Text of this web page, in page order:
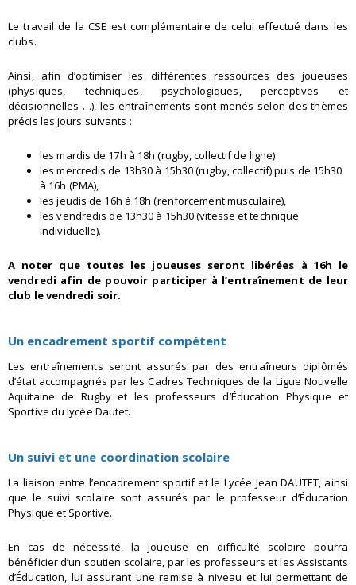
Le travail de la CSE est complémentaire de celui effectué dans les
clubs.
Ainsi, afin d’optimiser les différentes ressources des joueuses
(physiques, techniques, psychologiques, perceptives et
décisionnelles …), les entraînements sont menés selon des thèmes
précis les jours suivants :
les mardis de 17h à 18h (rugby, collectif de ligne)
les mercredis de 13h30 à 15h30 (rugby, collectif) puis de 15h30
à 16h (PMA),
les jeudis de 16h à 18h (renforcement musculaire),
les vendredis de 13h30 à 15h30 (vitesse et technique
individuelle).
A noter que toutes les joueuses seront libérées à 16h le
vendredi afin de pouvoir participer à l’entraînement de leur
club le vendredi soir.
Un encadrement sportif compétent
Les entraînements seront assurés par des entraîneurs diplômés
d’état accompagnés par les Cadres Techniques de la Ligue Nouvelle
Aquitaine de Rugby et les professeurs d’Éducation Physique et
Sportive du lycée Dautet.
Un suivi et une coordination scolaire
La liaison entre l’encadrement sportif et le Lycée Jean DAUTET, ainsi
que le suivi scolaire sont assurés par le professeur d’Éducation
Physique et Sportive.
En cas de nécessité, la joueuse en difficulté scolaire pourra
bénéficier d’un soutien scolaire, par les professeurs et les Assistants
d’Éducation, lui assurant une remise à niveau et lui permettant de